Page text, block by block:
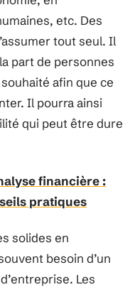
etc. Des
tout seul. Il
part de personnes
afin que ce
Il pourra ainsi
qui peut être dure
financière :
pratiques
solides en
besoin d’un
Les